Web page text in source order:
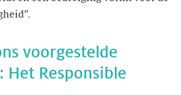
voorgestelde
Het Responsible